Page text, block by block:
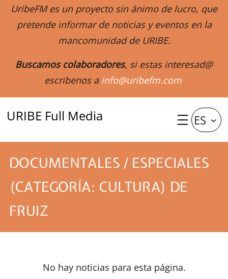
UribeFM es un proyecto sin ánimo de lucro, que
pretende informar de noticias y eventos en la
mancomunidad de URIBE.
Buscamos colaboradores, si estas interesad@
escribenos a info@uribefm.com
URIBE Full Media ES
DOCUMENTALES / ESPECIALES
(CATEGORÍA: CULTURA) DE
FRUIZ
No hay noticias para esta página.